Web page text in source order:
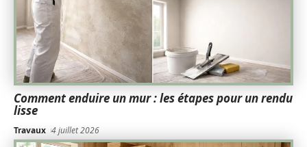
Comment enduire un mur : les étapes pour un rendu
lisse
Travaux 4 juillet 2026